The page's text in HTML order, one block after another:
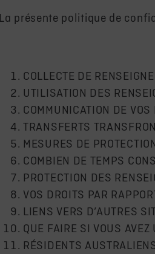
La présente politique de
COLLECTE DE
UTILISATION DES
COMMUNICATION DE
TRANSFERTS
MESURES DE PROTECTION
COMBIEN DE TEMPS
PROTECTION DES
VOS DROITS PAR
LIENS VERS D’AUTRES
QUE FAIRE SI VOUS
RÉSIDENTS